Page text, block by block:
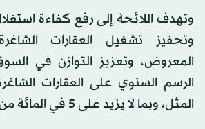
وتهدف اللائحة إلى رفع كفاءة
وتحفيز تشغيل العقارات
المعروض، وتعزيز التوازن في
الرسم السنوي على العقارات
المثل، وبما لا يزيد على 5 في المائة من قيمة المبنى.